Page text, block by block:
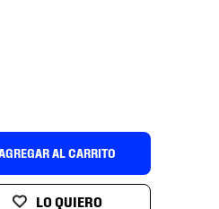
AL CARRITO